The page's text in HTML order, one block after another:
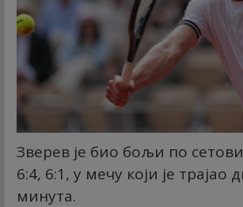
Зверев је био бољи по
6:4, 6:1, у мечу који је трајао
минута.